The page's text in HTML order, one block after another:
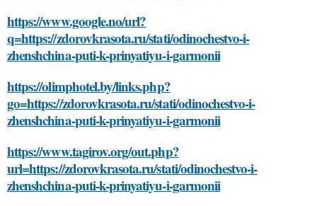
https://www.google.no/url?
q=https://zdorovkrasota.ru/stati/odinochestvo-i-
zhenshchina-puti-k-prinyatiyu-i-garmonii
https://olimphotel.by/links.php?
go=https://zdorovkrasota.ru/stati/odinochestvo-i-
zhenshchina-puti-k-prinyatiyu-i-garmonii
https://www.tagirov.org/out.php?
url=https://zdorovkrasota.ru/stati/odinochestvo-i-
zhenshchina-puti-k-prinyatiyu-i-garmonii